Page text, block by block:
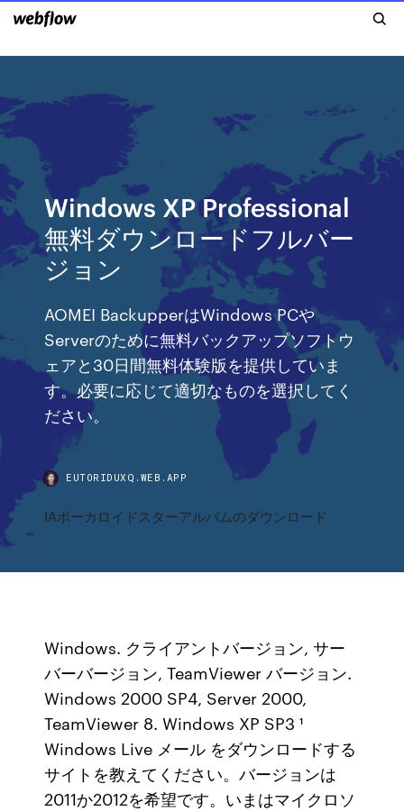
Windows XP Professional
無料ダウンロードフルバー
ジョン
AOMEI BackupperはWindows PCや
Serverのために無料バックアップソフトウ
ェアと30日間無料体験版を提供していま
す。必要に応じて適切なものを選択してく
ださい。
EUTORIDUXQ.WEB.APP
IAボーカロイドスターアルバムのダウンロード
Windows. クライアントバージョン, サー
バーバージョン, TeamViewer バージョン.
Windows 2000 SP4, Server 2000,
TeamViewer 8. Windows XP SP3 ¹
Windows Live メール をダウンロードする
サイトを教えてください。バージョンは
2011か2012を希望です。いまはマイクロソ